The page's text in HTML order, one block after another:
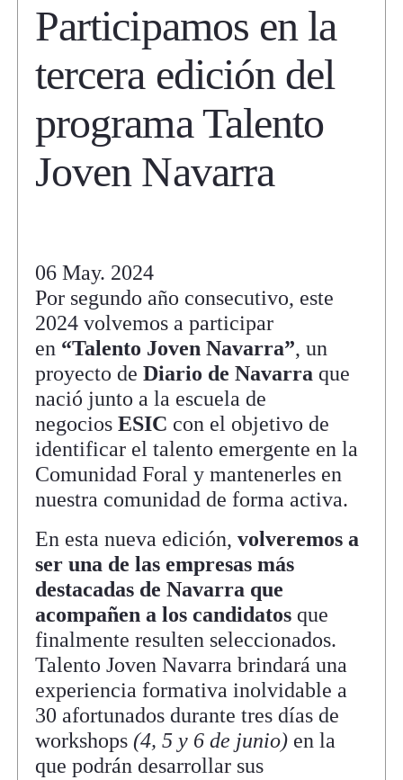
Participamos en la
tercera edición del
programa Talento
Joven Navarra
06 May. 2024
Por segundo año consecutivo, este
2024 volvemos a participar
en “Talento Joven Navarra”, un
proyecto deDiario de Navarra que
nació junto a la escuela de
negocios ESIC con el objetivo de
identificar el talento emergente en la
Comunidad Foral y mantenerles en
nuestra comunidad de forma activa.
En esta nueva edición,volveremos a
ser una de las empresas más
destacadas de Navarra que
acompañen a los candidatos que
finalmente resulten seleccionados.
Talento Joven Navarra brindará una
experiencia formativa inolvidable a
30 afortunados durante tres días de
workshops(4, 5 y 6 de junio) en la
que podrán desarrollar sus